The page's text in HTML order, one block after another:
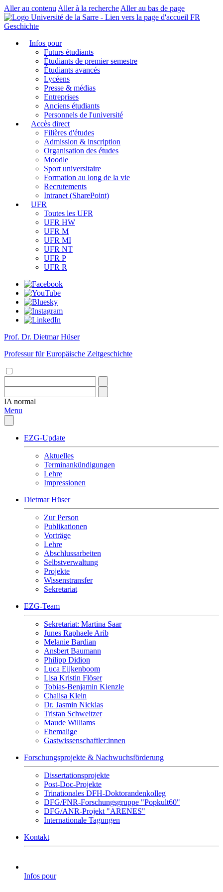
Aller au contenu Aller à la recherche Aller au bas de page
FR
Geschichte
Infos pour
Futurs étudiants
Étudiants de premier semestre
Étudiants avancés
Lycéens
Presse & médias
Entreprises
Anciens étudiants
Personnels de l'université
Accès direct
Filières d'études
Admission & inscription
Organisation des études
Moodle
Sport universitaire
Formation au long de la vie
Recrutements
Intranet (SharePoint)
UFR
Toutes les UFR
UFR HW
UFR M
UFR MI
UFR NT
UFR P
UFR R
Prof. Dr. Dietmar Hüser
Professur für Europäische Zeitgeschichte
IA normal
Menu
EZG-Update
Aktuelles
Terminankündigungen
Lehre
Impressionen
Dietmar Hüser
Zur Person
Publikationen
Vorträge
Lehre
Abschlussarbeiten
Selbstverwaltung
Projekte
Wissenstransfer
Sekretariat
EZG-Team
Sekretariat: Martina Saar
Junes Raphaele Arib
Melanie Bardian
Ansbert Baumann
Philipp Didion
Luca Eijkenboom
Lisa Kristin Flöser
Tobias-Benjamin Kienzle
Chalisa Klein
Dr. Jasmin Nicklas
Tristan Schweitzer
Maude Williams
Ehemalige
Gastwissenschaftler:innen
Forschungsprojekte & Nachwuchsförderung
Dissertationsprojekte
Post-Doc-Projekte
Trinationales DFH-Doktorandenkolleg
DFG/FNR-Forschungsgruppe "Popkult60"
DFG/ANR-Projekt "ARENES"
Internationale Tagungen
Kontakt
Infos pour